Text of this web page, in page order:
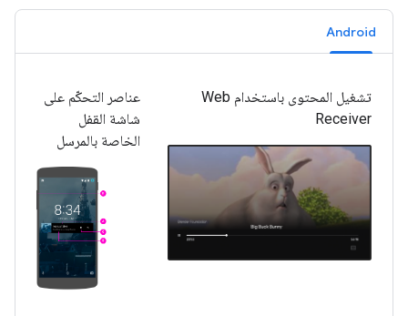
Android
عناصر التحكّم على
شاشة القفل
الخاصة بالمرسل
تشغيل المحتوى باستخدام Web
Receiver